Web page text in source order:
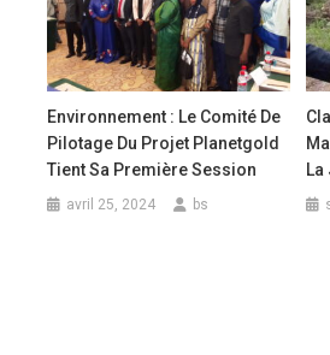
Environnement : Le Comité De
Pilotage Du Projet Planetgold
Tient Sa Première Session
avril 25, 2024 bs